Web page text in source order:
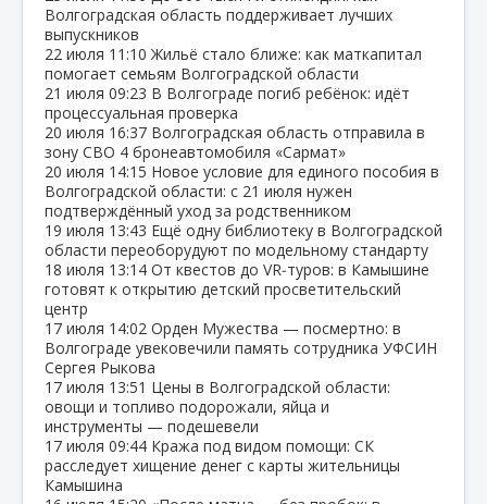
Волгоградская область поддерживает лучших
выпускников
22 июля 11:10 Жильё стало ближе: как маткапитал
помогает семьям Волгоградской области
21 июля 09:23 В Волгограде погиб ребёнок: идёт
процессуальная проверка
20 июля 16:37 Волгоградская область отправила в
зону СВО 4 бронеавтомобиля «Сармат»
20 июля 14:15 Новое условие для единого пособия в
Волгоградской области: с 21 июля нужен
подтверждённый уход за родственником
19 июля 13:43 Ещё одну библиотеку в Волгоградской
области переоборудуют по модельному стандарту
18 июля 13:14 От квестов до VR‑туров: в Камышине
готовят к открытию детский просветительский
центр
17 июля 14:02 Орден Мужества — посмертно: в
Волгограде увековечили память сотрудника УФСИН
Сергея Рыкова
17 июля 13:51 Цены в Волгоградской области:
овощи и топливо подорожали, яйца и
инструменты — подешевели
17 июля 09:44 Кража под видом помощи: СК
расследует хищение денег с карты жительницы
Камышина